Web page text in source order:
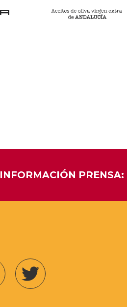
INFORMACIÓN PRENSA: